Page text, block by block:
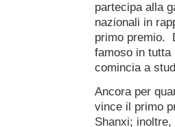
partecipa alla
nazionali in
primo premio.
famoso in tutta
comincia a
Ancora per
vince il primo
Shanxi;